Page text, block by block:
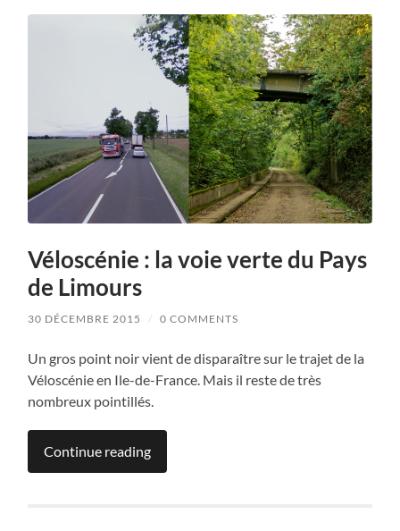
Véloscénie : la voie verte du Pays
de Limours
30 DÉCEMBRE 2015 / 0 COMMENTS
Un gros point noir vient de disparaître sur le trajet de la
Véloscénie en Ile-de-France. Mais il reste de très
nombreux pointillés.
Continue reading